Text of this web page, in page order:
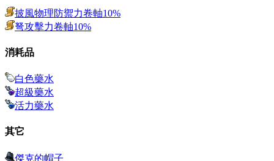
披風物理防禦力卷軸10%
弩攻擊力卷軸10%
消耗品
白色藥水
超級藥水
活力藥水
其它
傑克的帽子